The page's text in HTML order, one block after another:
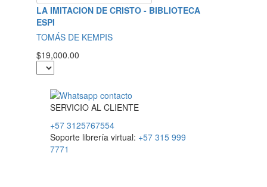
LA IMITACION DE CRISTO - BIBLIOTECA
ESPI
TOMÁS DE KEMPIS
$19,000.00
SERVICIOAL CLIENTE
+57 3125767554
Soporte librería virtual: +57 315 999
7771